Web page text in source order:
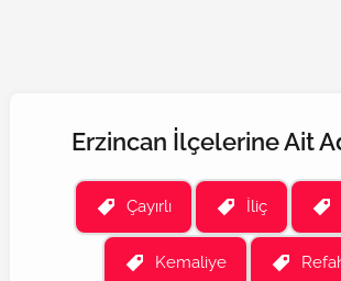
Erzincan İlçelerine Ait
Çayırlı İliç
Kemaliye